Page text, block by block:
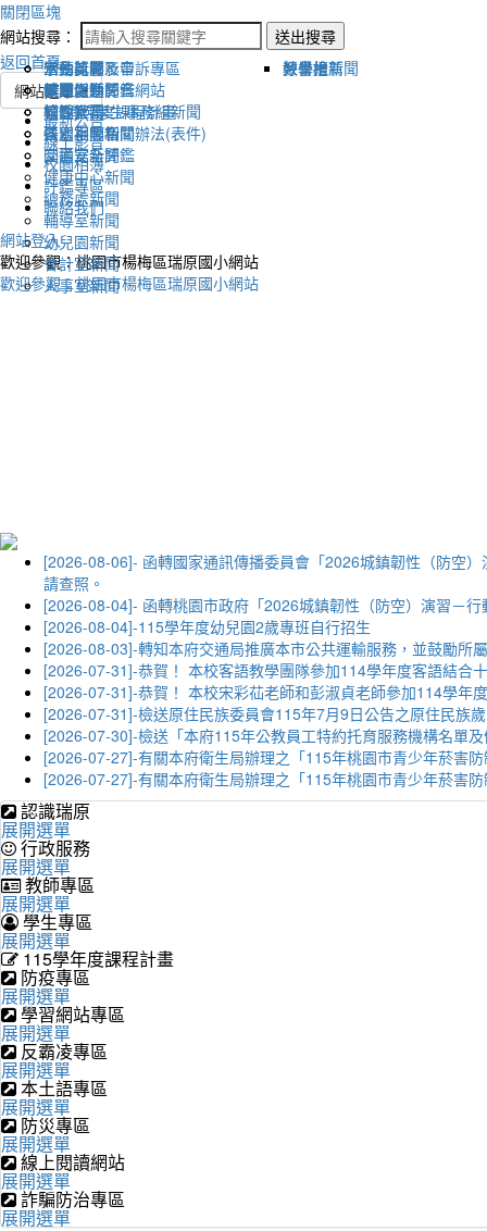
關閉區塊
網站搜尋：
送出搜尋
返回首頁
網站選單
最新公告
宣傳新聞
榮譽榜
教導處新聞
教學組新聞
輔導室-學生事務組新聞
研習相關新聞
圖書室新聞
健康中心新聞
總務處新聞
輔導室新聞
幼兒園新聞
會計室新聞
人事室新聞
線上影音
活動比賽影音
新聞報導影音
校園影音
好書推薦
各處室影音
校園相簿
活動剪影
體育活動
適性社團
評鑑專區
學生獎懲及申訴專區
健康促進評鑑網站
115學年度課程計畫
性別平等相關辦法(表件)
交通安全評鑑
聯絡我們
網站登入
歡迎參觀：桃園市楊梅區瑞原國小網站
歡迎參觀：桃園市楊梅區瑞原國小網站
[2026-08-06]- 函轉國家通訊傳播委員會「2026城鎮韌性（防空
請查照。
[2026-08-04]- 函轉桃園市政府「2026城鎮韌性（防空）演習－
[2026-08-04]-115學年度幼兒園2歲專班自行招生
[2026-08-03]-轉知本府交通局推廣本市公共運輸服務，並鼓勵所
[2026-07-31]-恭賀！ 本校客語教學團隊參加114學年度客語結合
[2026-07-31]-恭賀！ 本校宋彩苮老師和彭淑貞老師參加114學年
[2026-07-31]-檢送原住民族委員會115年7月9日公告之原住民族
[2026-07-30]-檢送「本府115年公教員工特約托育服務機構名單
[2026-07-27]-有關本府衛生局辦理之「115年桃園市青少年菸害
[2026-07-27]-有關本府衛生局辦理之「115年桃園市青少年菸害
認識瑞原
展開選單
行政服務
展開選單
教師專區
展開選單
學生專區
展開選單
115學年度課程計畫
防疫專區
展開選單
學習網站專區
展開選單
反霸凌專區
展開選單
本土語專區
展開選單
防災專區
展開選單
線上閱讀網站
展開選單
詐騙防治專區
展開選單